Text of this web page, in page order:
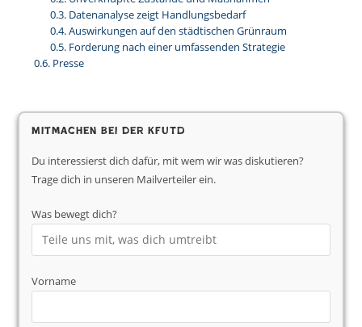
Datenanalyse zeigt Handlungsbedarf
Auswirkungen auf den städtischen Grünraum
Forderung nach einer umfassenden Strategie
Presse
Mitmachen bei der KfUTD
Du interessierst dich dafür, mit wem wir was diskutieren?
Trage dich in unseren Mailverteiler ein.
Was bewegt dich?
Vorname